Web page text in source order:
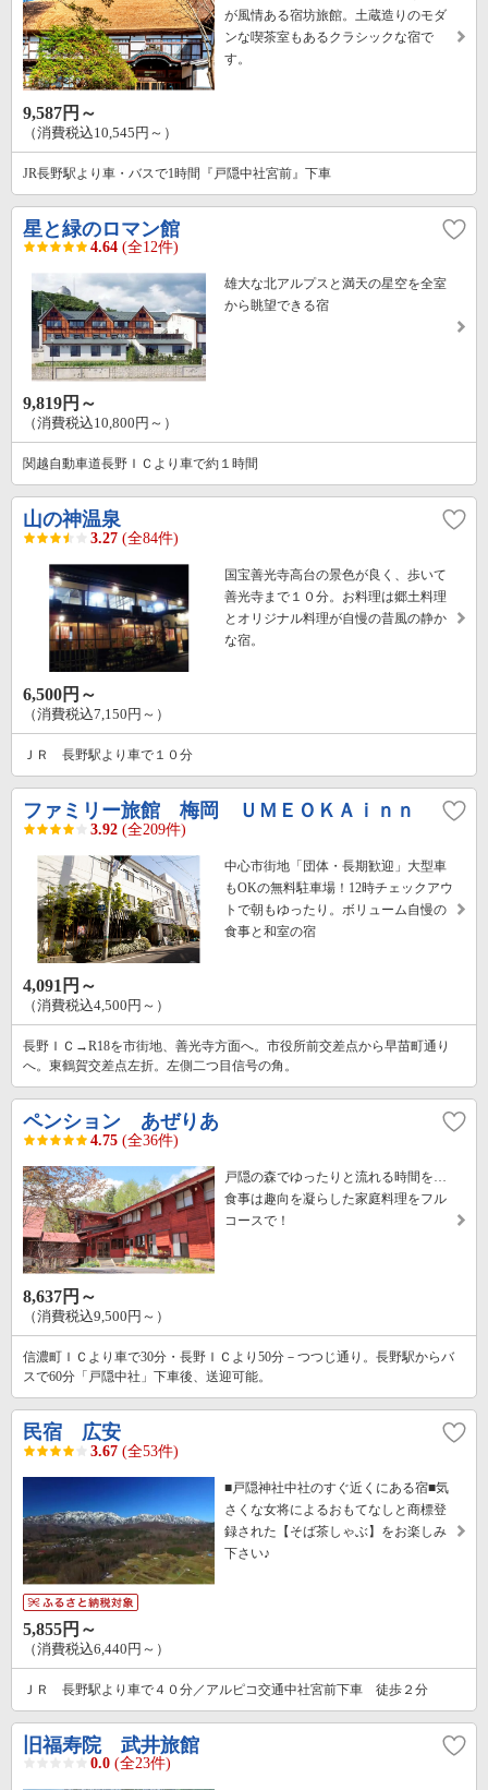
が風情ある宿坊旅館。土蔵造りのモダ
ンな喫茶室もあるクラシックな宿で
す。
9,587円～
（消費税込10,545円～）
JR長野駅より車・バスで1時間『戸隠中社宮前』下車
星と緑のロマン館
4.64 (全12件)
雄大な北アルプスと満天の星空を全室
から眺望できる宿
9,819円～
（消費税込10,800円～）
関越自動車道長野ＩＣより車で約１時間
山の神温泉
3.27 (全84件)
国宝善光寺高台の景色が良く、歩いて
善光寺まで１０分。お料理は郷土料理
とオリジナル料理が自慢の昔風の静か
な宿。
6,500円～
（消費税込7,150円～）
ＪＲ 長野駅より車で１０分
ファミリー旅館 梅岡 ＵＭＥＯＫＡｉｎｎ
3.92 (全209件)
中心市街地「団体・長期歓迎」大型車
もOKの無料駐車場！12時チェックアウ
トで朝もゆったり。ボリューム自慢の
食事と和室の宿
4,091円～
（消費税込4,500円～）
長野ＩＣ→R18を市街地、善光寺方面へ。市役所前交差点から早苗町通り
へ。東鶴賀交差点左折。左側二つ目信号の角。
ペンション あぜりあ
4.75 (全36件)
戸隠の森でゆったりと流れる時間を…
食事は趣向を凝らした家庭料理をフル
コースで！
8,637円～
（消費税込9,500円～）
信濃町ＩＣより車で30分・長野ＩＣより50分－つつじ通り。長野駅からバ
スで60分「戸隠中社」下車後、送迎可能。
民宿 広安
3.67 (全53件)
■戸隠神社中社のすぐ近くにある宿■気
さくな女将によるおもてなしと商標登
録された【そば茶しゃぶ】をお楽しみ
下さい♪
5,855円～
（消費税込6,440円～）
ＪＲ 長野駅より車で４０分／アルピコ交通中社宮前下車 徒歩２分
旧福寿院 武井旅館
0.0 (全23件)